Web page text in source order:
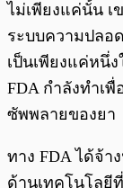
ไม่เพียงแค่นั้น เ
ระบบความปลอ
เป็นเพียงแค่หนึ่
FDA กำลังทำเ
ซัพพลายของยา
ทาง FDA ได้จ้า
ด้านเทคโนโลยี